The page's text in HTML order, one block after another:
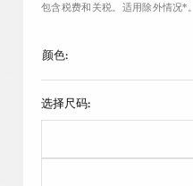
包含税费和关税。适用除外情况*。
颜色:
选择尺码: